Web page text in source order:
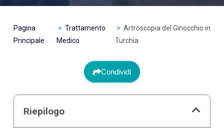
Pagina
Principale
Trattamento
Medico
Artroscopia del Ginocchio in
Turchia
Condividi
Riepilogo